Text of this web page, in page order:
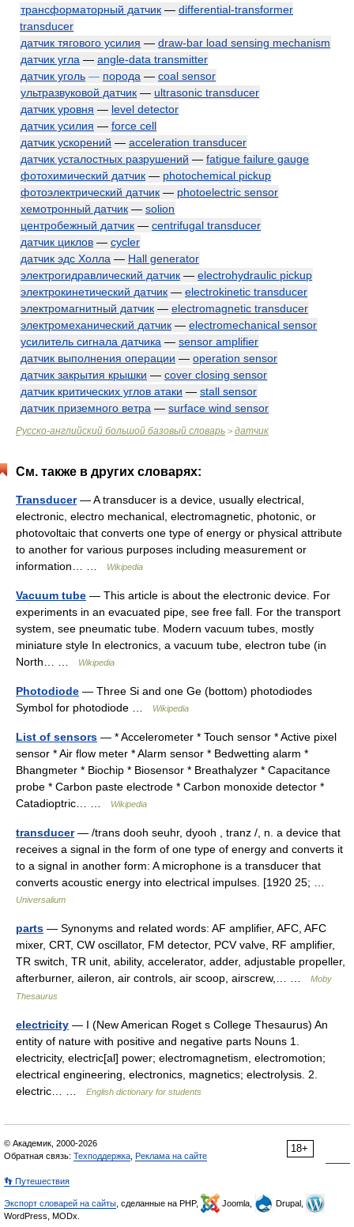
трансформаторный датчик — differential-transformer
transducer
датчик тягового усилия — draw-bar load sensing mechanism
датчик угла — angle-data transmitter
датчик уголь — порода — coal sensor
ультразвуковой датчик — ultrasonic transducer
датчик уровня — level detector
датчик усилия — force cell
датчик ускорений — acceleration transducer
датчик усталостных разрушений — fatigue failure gauge
фотохимический датчик — photochemical pickup
фотоэлектрический датчик — photoelectric sensor
хемотронный датчик — solion
центробежный датчик — centrifugal transducer
датчик циклов — cycler
датчик эдс Холла — Hall generator
электрогидравлический датчик — electrohydraulic pickup
электрокинетический датчик — electrokinetic transducer
электромагнитный датчик — electromagnetic transducer
электромеханический датчик — electromechanical sensor
усилитель сигнала датчика — sensor amplifier
датчик выполнения операции — operation sensor
датчик закрытия крышки — cover closing sensor
датчик критических углов атаки — stall sensor
датчик приземного ветра — surface wind sensor
Русско-английский большой базовый словарь > датчик
См. также в других словарях:
Transducer— A transducer is a device, usually electrical,
electronic, electro mechanical, electromagnetic, photonic, or
photovoltaic that converts one type of energy or physical attribute
to another for various purposes including measurement or
information… …
Wikipedia
Vacuum tube — This article is about the electronic device. For
experiments in an evacuated pipe, see free fall. For the transport
system, see pneumatic tube. Modern vacuum tubes, mostly
miniature style In electronics, a vacuum tube, electron tube (in
North… …
Wikipedia
Photodiode — Three Si and one Ge (bottom) photodiodes
Symbol for photodiode …
Wikipedia
List of sensors — * Accelerometer * Touch sensor * Active pixel
sensor * Air flow meter * Alarm sensor * Bedwetting alarm *
Bhangmeter * Biochip * Biosensor * Breathalyzer * Capacitance
probe * Carbon paste electrode * Carbon monoxide detector *
Catadioptric… …
Wikipedia
transducer— /trans dooh seuhr, dyooh , tranz /, n. a device that
receives a signal in the form of one type of energy and converts it
to a signal in another form: A microphone is a transducer that
converts acoustic energy into electrical impulses. [1920 25; …
Universalium
parts — Synonyms and related words: AF amplifier, AFC, AFC
mixer, CRT, CW oscillator, FM detector, PCV valve, RF amplifier,
TR switch, TR unit, ability, accelerator, adder, adjustable propeller,
afterburner, aileron, air controls, air scoop, airscrew,… …
Moby
Thesaurus
electricity — I (New American Roget s College Thesaurus) An
entity of nature with positive and negative parts Nouns 1.
electricity, electric[al] power; electromagnetism, electromotion;
electrical engineering, electronics, magnetics; electrolysis. 2.
electric… …
English dictionary for students
18+
© Академик, 2000-2026
Обратная связь: Техподдержка Реклама на сайте
👣 Путешествия
Экспорт словарей на сайты , сделанные на PHP, Joomla,
Drupal,
WordPress, MODx.